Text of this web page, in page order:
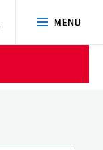
MENU